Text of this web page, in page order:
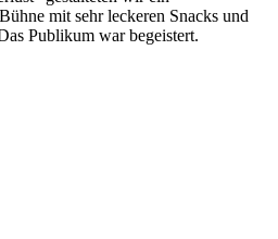
mit sehr leckeren Snacks und
Publikum war begeistert.